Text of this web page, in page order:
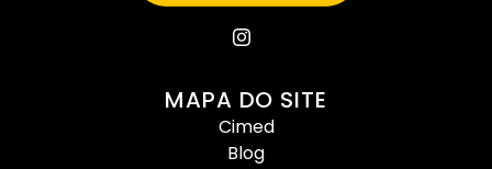
MAPA DO SITE
Cimed
Blog